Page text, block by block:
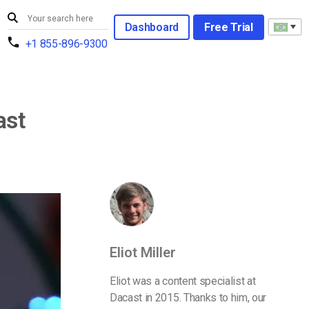
+1 855-896-9300
Dashboard Free Trial
Eliot Miller
Eliot was a content specialist at
Dacast in 2015. Thanks to him, our